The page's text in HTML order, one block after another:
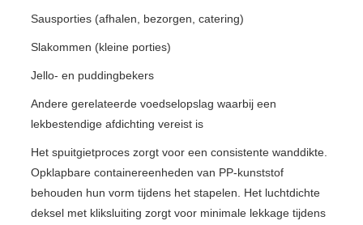
Sausporties (afhalen, bezorgen, catering)
Slakommen (kleine porties)
Jello- en puddingbekers
Andere gerelateerde voedselopslag waarbij een
lekbestendige afdichting vereist is
Het spuitgietproces zorgt voor een consistente wanddikte.
Opklapbare containereenheden van PP-kunststof
behouden hun vorm tijdens het stapelen. Het luchtdichte
deksel met kliksluiting zorgt voor minimale lekkage tijdens